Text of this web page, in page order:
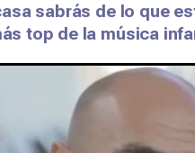
sabrás de lo que
top de la música